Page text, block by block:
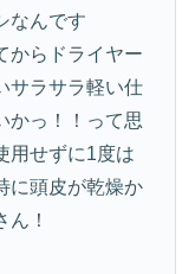
なんです
からドライヤー
サラサラ軽い仕
かっ！！って思
用せずに1度は
に頭皮が乾燥か
！